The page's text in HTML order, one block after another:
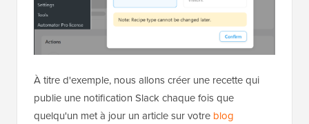
À titre d'exemple, nous allons créer une recette qui
publie une notification Slack chaque fois que
quelqu'un met à jour un article sur votre blog